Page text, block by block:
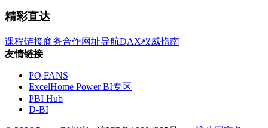
精彩直达
课程链接商务合作网址导航DAX权威指南
友情链接
PQ FANS
ExcelHome Power BI专区
PBI Hub
D-BI